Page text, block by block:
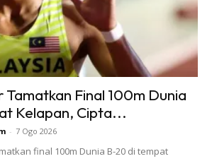
semua majlis dan aktiviti.
mata yang sesuai dipakai dengan
inilah bentuk yang harus anda
Tamatkan Final 100m Dunia
Kelapan, Cipta...
- 7 Ogo 2026
final 100m Dunia B-20 di tempat